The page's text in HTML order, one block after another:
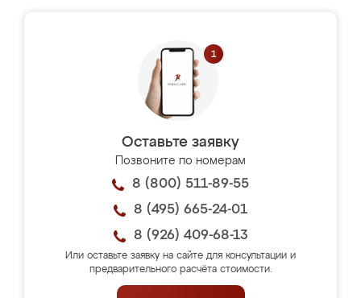
Оставьте заявку
Позвоните по номерам
8 (800) 511-89-55
8 (495) 665-24-01
8 (926) 409-68-13
Или оставьте заявку на сайте для консультации и
предварительного расчёта стоимости.